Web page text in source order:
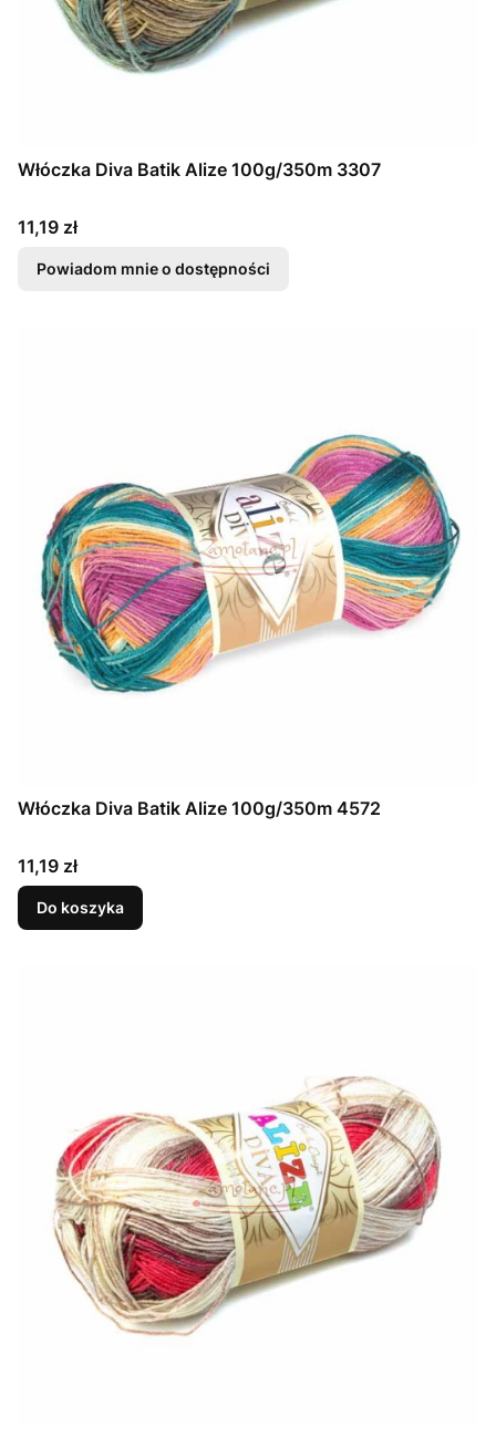
Włóczka Diva Batik Alize 100g/350m 3307
Cena
11,19 zł
Powiadom mnie o dostępności
Włóczka Diva Batik Alize 100g/350m 4572
Cena
11,19 zł
Do koszyka